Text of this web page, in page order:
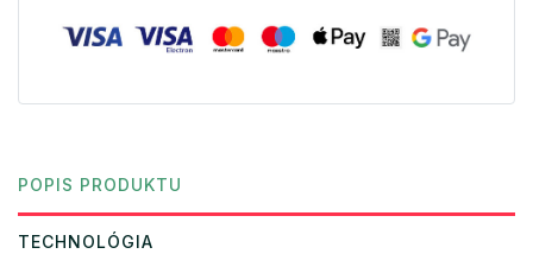
POPIS PRODUKTU
TECHNOLÓGIA